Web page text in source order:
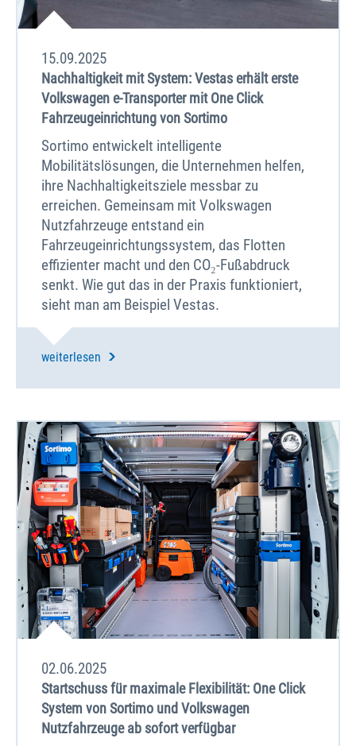
15.09.2025
Nachhaltigkeit mit System: Vestas erhält erste
Volkswagen e-Transporter mit One Click
Fahrzeugeinrichtung von Sortimo
Sortimo entwickelt intelligente
Mobilitätslösungen, die Unternehmen helfen,
ihre Nachhaltigkeitsziele messbar zu
erreichen. Gemeinsam mit Volkswagen
Nutzfahrzeuge entstand ein
Fahrzeugeinrichtungssystem, das Flotten
effizienter macht und den CO₂-Fußabdruck
senkt. Wie gut das in der Praxis funktioniert,
sieht man am Beispiel Vestas.
weiterlesen
02.06.2025
Startschuss für maximale Flexibilität: One Click
System von Sortimo und Volkswagen
Nutzfahrzeuge ab sofort verfügbar